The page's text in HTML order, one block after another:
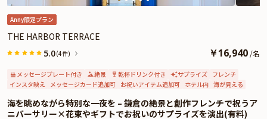
い。詳しくは、本ページ中段の「お祝いアイテム」の欄でお選び頂けます。
Anny限定プラン
THE HARBOR TERRACE
5.0(4件) ￥16,940 /名
メッセージプレート付き 絶景 乾杯ドリンク付き サプライズ フレンチ
インスタ映え
メッセージカード追加可 お祝いアイテム追加可 ホテル内 海が見える
海を眺めながら特別な一夜を – 鎌倉の絶景と創作フレンチで祝うア
ニバーサリー×花束やギフトでお祝いのサプライズを演出(有料)